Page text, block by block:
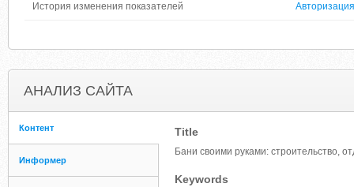
История изменения показателей Авторизация
АНАЛИЗ САЙТА
Контент
Информер
Title
Бани своими руками: строительство,
Keywords